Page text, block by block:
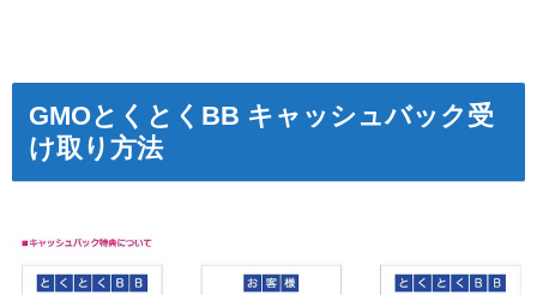
GMOとくとくBB キャッシュバック受
け取り方法